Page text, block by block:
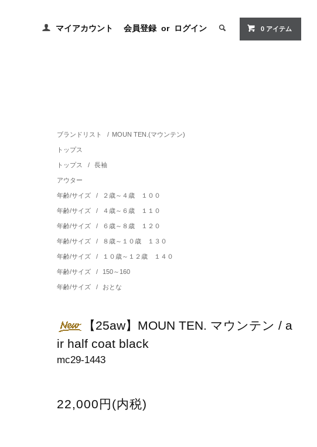
マイアカウント 会員登録 or ログイン 0 アイテム
ブランドリスト / MOUN TEN.(マウンテン)
トップス
トップス / 長袖
アウター
年齢/サイズ / ２歳～４歳 １００
年齢/サイズ / ４歳～６歳 １１０
年齢/サイズ / ６歳～８歳 １２０
年齢/サイズ / ８歳～１０歳 １３０
年齢/サイズ / １０歳～１２歳 １４０
年齢/サイズ / 150～160
年齢/サイズ / おとな
【25aw】MOUN TEN. マウンテン / a
ir half coat black
mc29-1443
22,000円(内税)